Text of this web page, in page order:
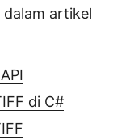
artikel
di C#